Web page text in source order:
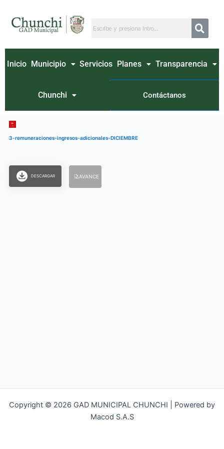
contenido
Inicio Municipio Servicios Planes Transparencia
Chunchi Contáctanos
3-remuneraciones-ingresos-adicionales-DICIEMBRE
DESCARGAR AVANCE
Copyright © 2026 GAD MUNICIPAL CHUNCHI | Powered by
Macod S.A.S